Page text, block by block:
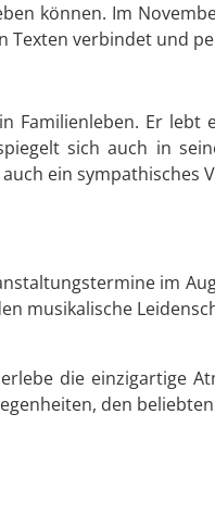
können. Im
verbindet und
Er lebt
sich auch in
ein sympathisches
im
musikalische
die einzigartige
den